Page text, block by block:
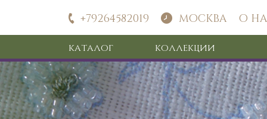
+79264582019 МОСКВА О
КАТАЛОГ
Текстиль
Посуда
Изделия из дерева
Подарки
КОЛЛЕКЦИИ